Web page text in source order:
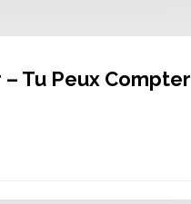
Tu Peux Compter